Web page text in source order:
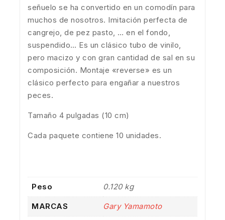
señuelo se ha convertido en un comodín para
muchos de nosotros. Imitación perfecta de
cangrejo, de pez pasto, … en el fondo,
suspendido… Es un clásico tubo de vinilo,
pero macizo y con gran cantidad de sal en su
composición. Montaje «reverse» es un
clásico perfecto para engañar a nuestros
peces.
Tamaño 4 pulgadas (10 cm)
Cada paquete contiene 10 unidades.
Peso 0.120 kg
MARCAS Gary Yamamoto